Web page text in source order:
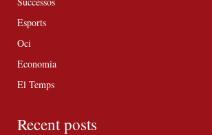
Esports
Oci
Economia
El Temps
Recent posts